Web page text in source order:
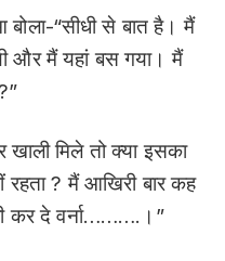
“सीधी से बात है। मैं
और मैं यहां बस गया। मैं
खाली मिले तो क्या इसका
? मैं आखिरी बार कह
कर दे वर्ना……….।”